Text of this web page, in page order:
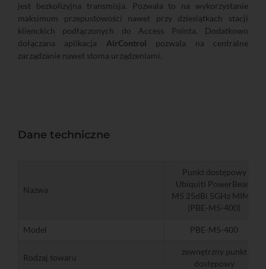
jest bezkolizyjna transmisja. Pozwala to na wykorzystanie
maksimum przepustowości nawet przy dziesiątkach stacji
klienckich podłączonych do Access Pointa. Dodatkowo
dołączana aplikacja AirControl pozwala na centralne
zarządzanie nawet stoma urządzeniami.
Dane techniczne
Nazwa
Punkt dostępowy
Ubiquiti PowerBeam
M5 25dBi 5GHz MIMO
(PBE-M5-400)
Model PBE-M5-400
Rodzaj towaru
zewnętrzny punkt
dostępowy